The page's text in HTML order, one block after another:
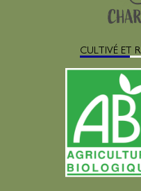
CULTIVÉ ET